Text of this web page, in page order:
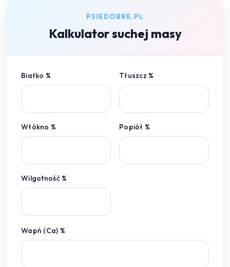
PSIEDOBRE.PL
Kalkulator suchej masy
Białko % Tłuszcz %
Włókno % Popiół %
Wilgotność %
Wapń (Ca) %